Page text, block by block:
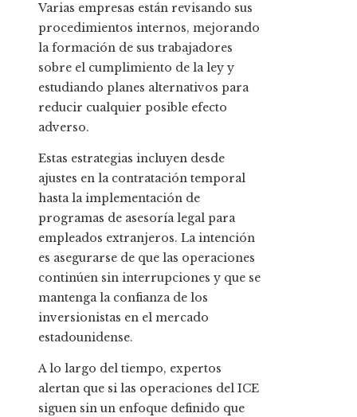
Varias empresas están revisando sus
procedimientos internos, mejorando
la formación de sus trabajadores
sobre el cumplimiento de la ley y
estudiando planes alternativos para
reducir cualquier posible efecto
adverso.
Estas estrategias incluyen desde
ajustes en la contratación temporal
hasta la implementación de
programas de asesoría legal para
empleados extranjeros. La intención
es asegurarse de que las operaciones
continúen sin interrupciones y que se
mantenga la confianza de los
inversionistas en el mercado
estadounidense.
A lo largo del tiempo, expertos
alertan que si las operaciones del ICE
siguen sin un enfoque definido que